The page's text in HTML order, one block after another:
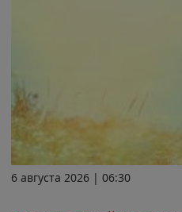
6 августа 2026 | 06:30